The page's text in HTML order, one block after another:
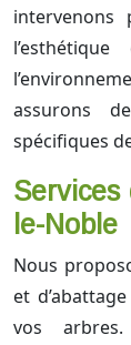
assurons
spécifiques
Services
le-Noble
Nous
et
vos